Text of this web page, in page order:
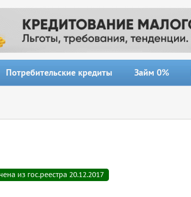
Потребительские кредиты Займ 0%
из гос.реестра 20.12.2017